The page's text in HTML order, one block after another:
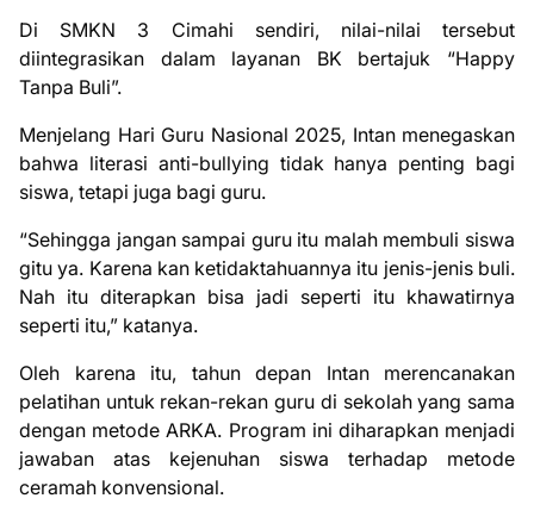
Di SMKN 3 Cimahi sendiri, nilai-nilai tersebut
diintegrasikan dalam layanan BK bertajuk “Happy
Tanpa Buli”.
Menjelang Hari Guru Nasional 2025, Intan menegaskan
bahwa literasi anti-bullying tidak hanya penting bagi
siswa, tetapi juga bagi guru.
“Sehingga jangan sampai guru itu malah membuli siswa
gitu ya. Karena kan ketidaktahuannya itu jenis-jenis buli.
Nah itu diterapkan bisa jadi seperti itu khawatirnya
seperti itu,” katanya.
Oleh karena itu, tahun depan Intan merencanakan
pelatihan untuk rekan-rekan guru di sekolah yang sama
dengan metode ARKA. Program ini diharapkan menjadi
jawaban atas kejenuhan siswa terhadap metode
ceramah konvensional.